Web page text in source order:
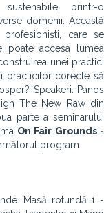
printr-o
domenii. Această
care se
poate accesa lumea
unei practici
practicilor corecte să
Speakeri: Panos
The New Raw din
parte a seminarului
On Fair Grounds -
program:
Masă rotundă 1 -